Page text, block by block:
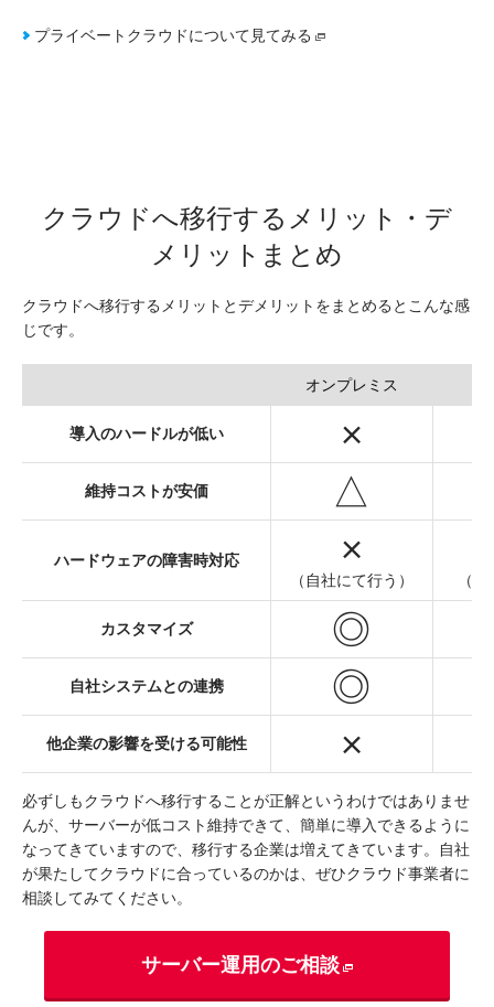
プライベートクラウドについて見てみる
クラウドへ移行するメリット・デ
メリットまとめ
クラウドへ移行するメリットとデメリットをまとめるとこんな感
じです。
オンプレミス
導入のハードルが低い ×
維持コストが安価 △
ハードウェアの障害時対応 ×
（自社にて行う） （
カスタマイズ ◎
自社システムとの連携 ◎
他企業の影響を受ける可能性 ×
必ずしもクラウドへ移行することが正解というわけではありませ
んが、サーバーが低コスト維持できて、簡単に導入できるように
なってきていますので、移行する企業は増えてきています。自社
が果たしてクラウドに合っているのかは、ぜひクラウド事業者に
相談してみてください。
サーバー運用のご相談